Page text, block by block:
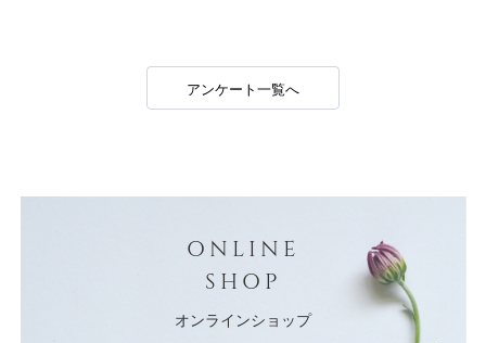
アンケート一覧へ
ONLINE
SHOP
オンラインショップ